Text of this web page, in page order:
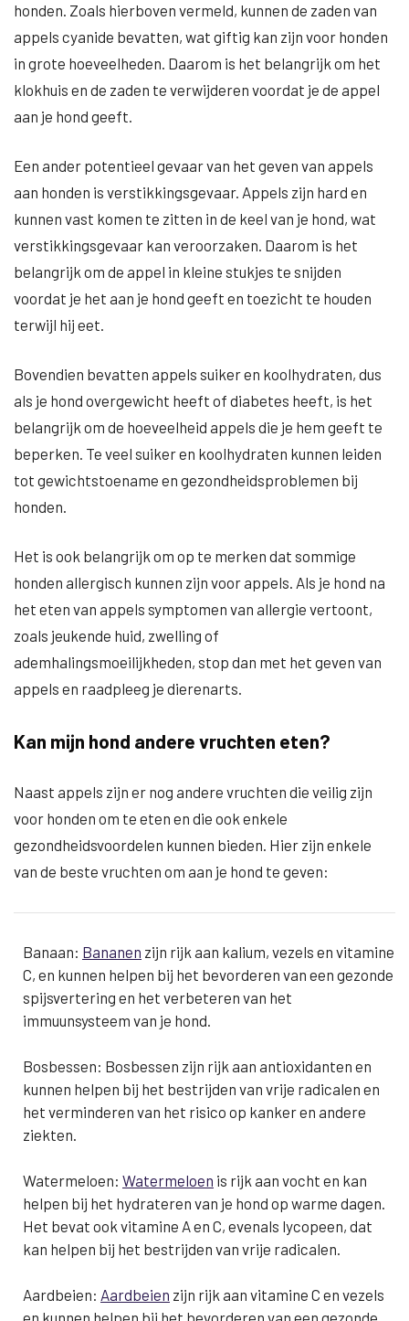
honden. Zoals hierboven vermeld, kunnen de zaden van
appels cyanide bevatten, wat giftig kan zijn voor honden
in grote hoeveelheden. Daarom is het belangrijk om het
klokhuis en de zaden te verwijderen voordat je de appel
aan je hond geeft.
Een ander potentieel gevaar van het geven van appels
aan honden is verstikkingsgevaar. Appels zijn hard en
kunnen vast komen te zitten in de keel van je hond, wat
verstikkingsgevaar kan veroorzaken. Daarom is het
belangrijk om de appel in kleine stukjes te snijden
voordat je het aan je hond geeft en toezicht te houden
terwijl hij eet.
Bovendien bevatten appels suiker en koolhydraten, dus
als je hond overgewicht heeft of diabetes heeft, is het
belangrijk om de hoeveelheid appels die je hem geeft te
beperken. Te veel suiker en koolhydraten kunnen leiden
tot gewichtstoename en gezondheidsproblemen bij
honden.
Het is ook belangrijk om op te merken dat sommige
honden allergisch kunnen zijn voor appels. Als je hond na
het eten van appels symptomen van allergie vertoont,
zoals jeukende huid, zwelling of
ademhalingsmoeilijkheden, stop dan met het geven van
appels en raadpleeg je dierenarts.
Kan mijn hond andere vruchten eten?
Naast appels zijn er nog andere vruchten die veilig zijn
voor honden om te eten en die ook enkele
gezondheidsvoordelen kunnen bieden. Hier zijn enkele
van de beste vruchten om aan je hond te geven:
Banaan: Bananen zijn rijk aan kalium, vezels en vitamine
C, en kunnen helpen bij het bevorderen van een gezonde
spijsvertering en het verbeteren van het
immuunsysteem van je hond.
Bosbessen: Bosbessen zijn rijk aan antioxidanten en
kunnen helpen bij het bestrijden van vrije radicalen en
het verminderen van het risico op kanker en andere
ziekten.
Watermeloen: Watermeloen is rijk aan vocht en kan
helpen bij het hydrateren van je hond op warme dagen.
Het bevat ook vitamine A en C, evenals lycopeen, dat
kan helpen bij het bestrijden van vrije radicalen.
Aardbeien: Aardbeien zijn rijk aan vitamine C en vezels
en kunnen helpen bij het bevorderen van een gezonde